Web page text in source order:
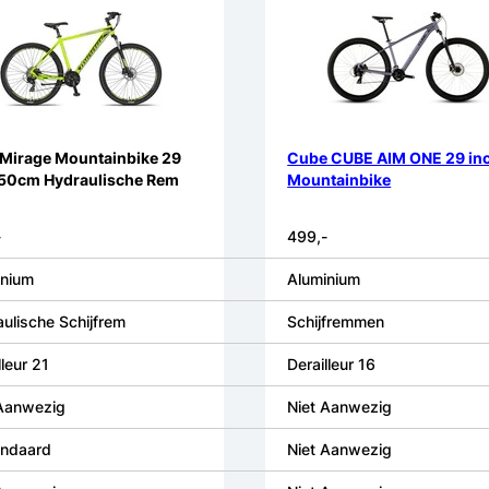
Mountainbike 29
Hydraulische Rem
Schijfrem
21
Cube CUBE AIM ONE 29
Mountainbike
499,-
Aluminium
Schijfremmen
Derailleur 16
Niet Aanwezig
Niet Aanwezig